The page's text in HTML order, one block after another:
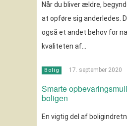
Når du bliver ældre,
at opføre sig anderledes.
også et andet behov for
kvaliteten af…
Bolig 17. september 2020
Smarte
boligen
En vigtig del af